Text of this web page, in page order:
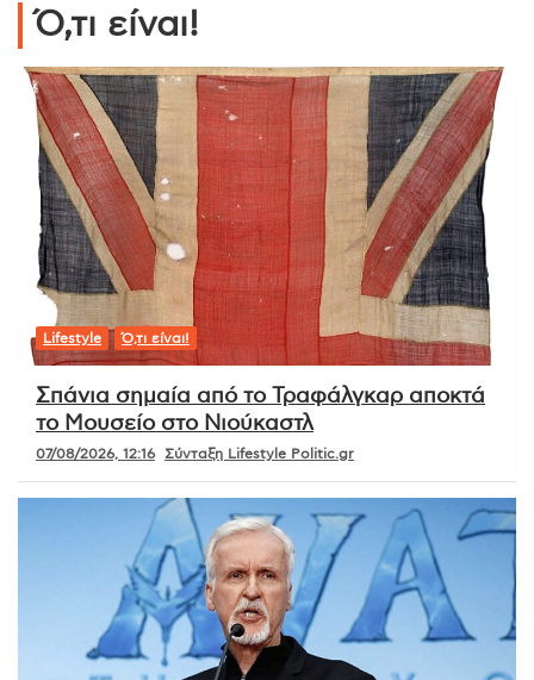
Ό,τι είναι!
Lifestyle Ό,τι είναι!
Σπάνια σημαία από το Τραφάλγκαρ αποκτά
το Μουσείο στο Νιούκαστλ
07/08/2026, 12:16 Σύνταξη Lifestyle Politic.gr